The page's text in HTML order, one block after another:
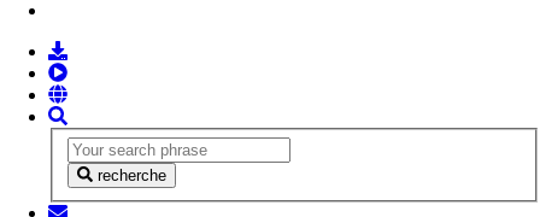
recherche